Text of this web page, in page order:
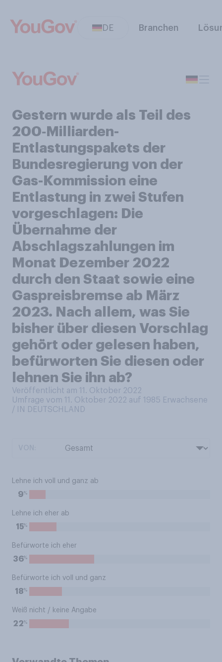
DE Branchen
Gestern wurde als Teil des
200‑Milliarden-
Entlastungspakets der
Bundesregierung von der
Gas-Kommission eine
Entlastung in zwei Stufen
vorgeschlagen: Die
Übernahme der
Abschlagszahlungen im
Monat Dezember 2022
durch den Staat sowie eine
Gaspreisbremse ab März
2023. Nach allem, was Sie
bisher über diesen Vorschlag
gehört oder gelesen haben,
befürworten Sie diesen oder
lehnen Sie ihn ab?
Veröffentlicht am 11. Oktober 2022
Umfrage vom 11. Oktober 2022 auf 1985 Erwachsene
/ IN DEUTSCHLAND
Lehne ich voll und ganz ab
9%
Lehne ich eher ab
15%
Befürworte ich eher
36%
Befürworte ich voll und ganz
18%
Weiß nicht / keine Angabe
22%